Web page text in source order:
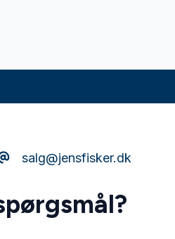
salg@jensfisker.dk